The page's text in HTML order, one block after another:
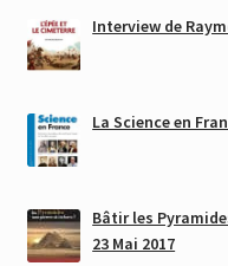
Interview de
La Science en
Bâtir les
23 Mai 2017